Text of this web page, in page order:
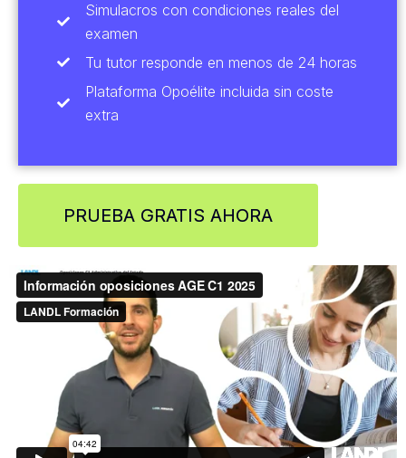
Simulacros con condiciones reales del
examen
Tu tutor responde en menos de 24 horas
Plataforma Opoélite incluida sin coste
extra
PRUEBA GRATIS AHORA